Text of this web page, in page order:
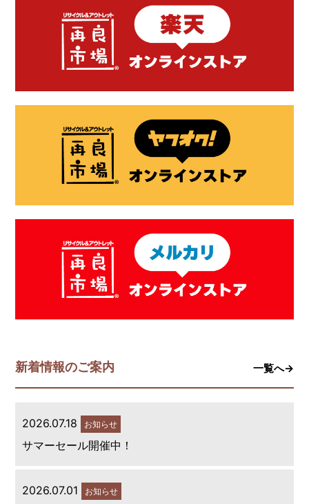
新着情報のご案内 一覧へ→
2026.07.18 お知らせ
サマーセール開催中！
2026.07.01 お知らせ